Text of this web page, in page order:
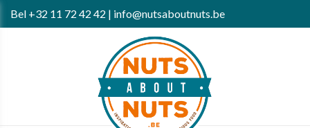
Bel +32 11 72 42 42 | info@nutsaboutnuts.be